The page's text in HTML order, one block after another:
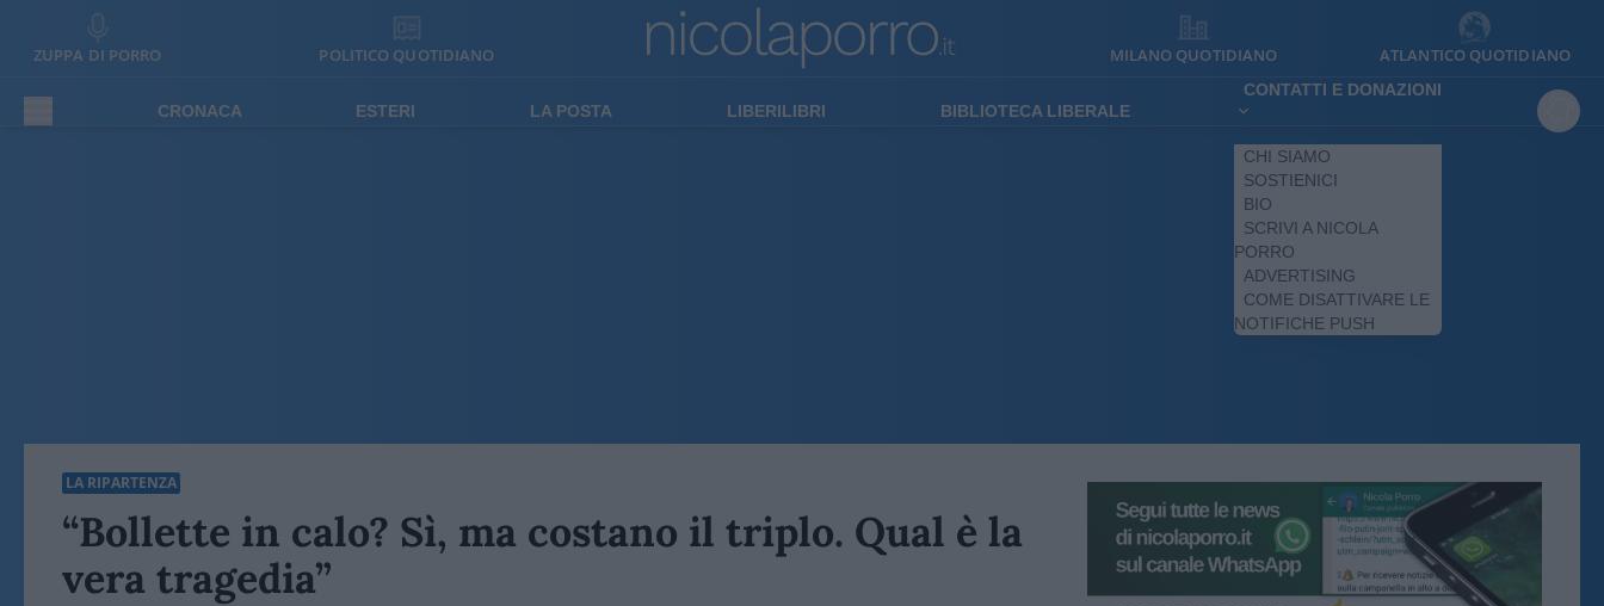
ZUPPA DI PORRO POLITICO QUOTIDIANO MILANO QUOTIDIANO ATLANTICO QUOTIDIANO
CRONACA ESTERI LA POSTA LIBERILIBRI BIBLIOTECA LIBERALE
CONTATTI E DONAZIONI
CHI SIAMO
SOSTIENICI
BIO
SCRIVI A NICOLA
PORRO
ADVERTISING
COME DISATTIVARE LE
NOTIFICHE PUSH
LA RIPARTENZA
“Bollette in calo? Sì, ma costano il triplo. Qual è la
vera tragedia”